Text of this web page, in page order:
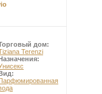
дом:
Terenzi